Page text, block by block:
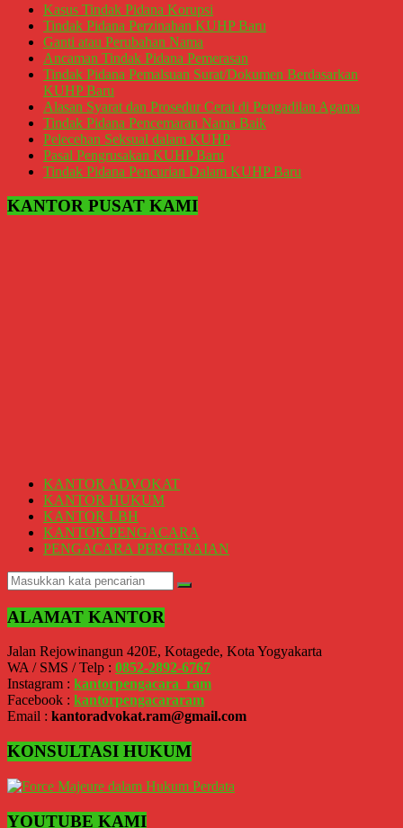
Kasus Tindak Pidana Korupsi
Tindak Pidana Perzinahan KUHP Baru
Ganti atau Perubahan Nama
Ancaman Tindak Pidana Pemerasan
Tindak Pidana Pemalsuan Surat/Dokumen Berdasarkan
KUHP Baru
Alasan Syarat dan Prosedur Cerai di Pengadilan Agama
Tindak Pidana Pencemaran Nama Baik
Pelecehan Seksual dalam KUHP
Pasal Pengrusakan KUHP Baru
Tindak Pidana Pencurian Dalam KUHP Baru
KANTOR PUSAT KAMI
KANTOR ADVOKAT
KANTOR HUKUM
KANTOR LBH
KANTOR PENGACARA
PENGACARA PERCERAIAN
ALAMAT KANTOR
Jalan Rejowinangun 420E, Kotagede, Kota Yogyakarta
WA / SMS / Telp : 0852-2892-6767
Instagram : kantorpengacara_ram
Facebook : kantorpengacararam
Email : kantoradvokat.ram@gmail.com
KONSULTASI HUKUM
YOUTUBE KAMI